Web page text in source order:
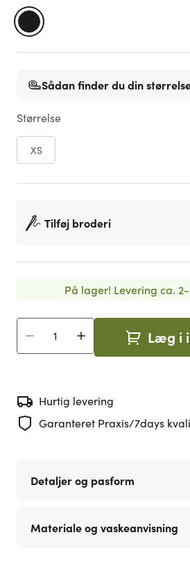
Sådan finder du din
Størrelse
XS
Tilføj broderi
På lager! Levering ca.
Antal Læg i
Hurtig levering
Garanteret Praxis/7days
Detaljer og pasform
Materiale og vaskeanvisning